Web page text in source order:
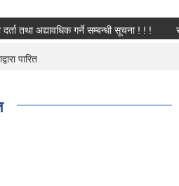
तथा अद्यावधिक गर्ने सम्बन्धी सूचना ! ! !
पारित